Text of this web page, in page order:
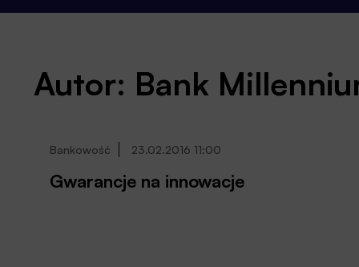
Autor: Bank
Bankowość 23.02.2016 11:00
Gwarancje na innowacje